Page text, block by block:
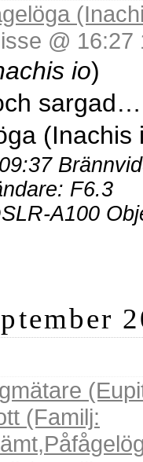
@ 16:27
io)
sargad…
F6.3
A100
(Familj:
,